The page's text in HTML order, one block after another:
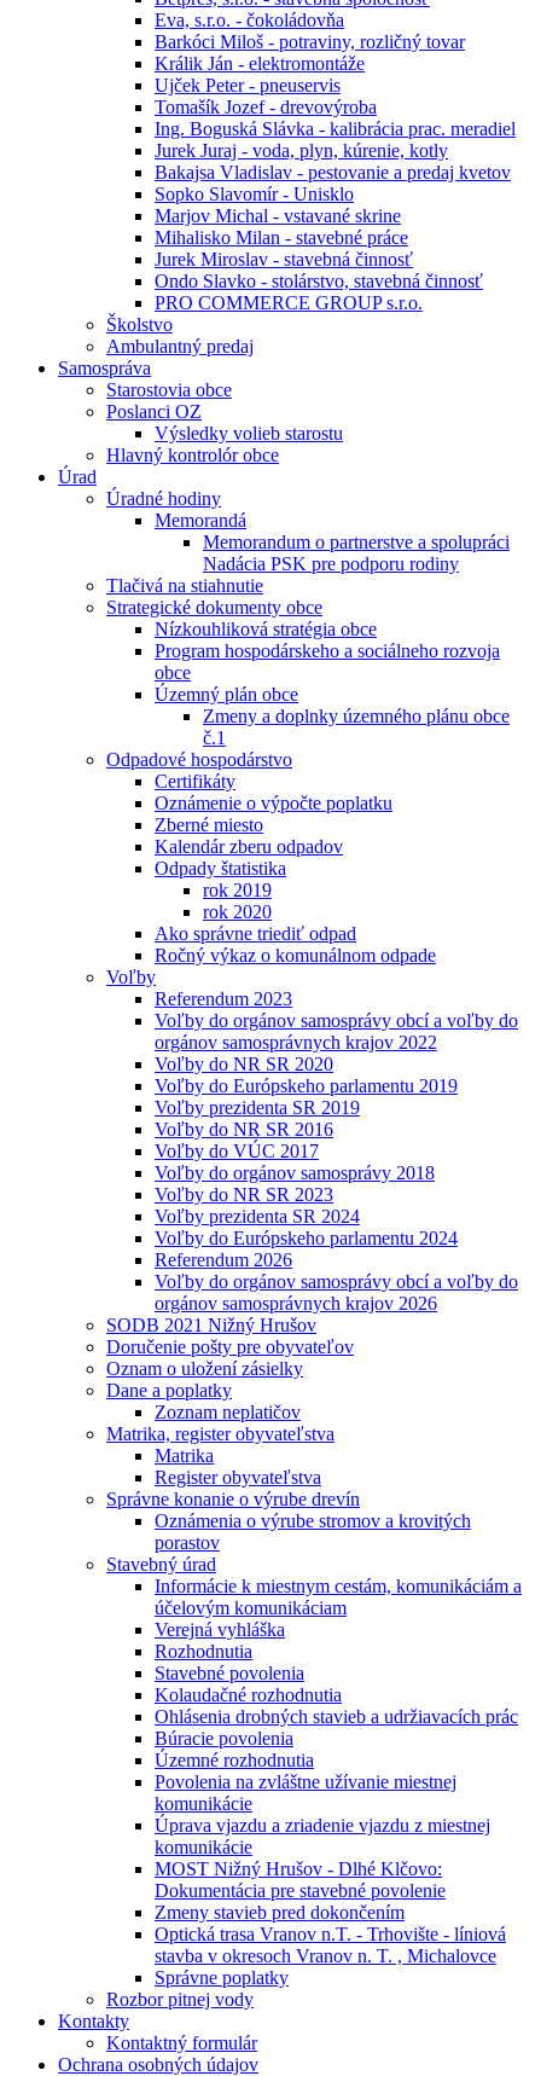
Eva, s.r.o. - čokoládovňa
Barkóci Miloš - potraviny, rozličný tovar
Králik Ján - elektromontáže
Ujček Peter - pneuservis
Tomašík Jozef - drevovýroba
Ing. Boguská Slávka - kalibrácia prac. meradiel
Jurek Juraj - voda, plyn, kúrenie, kotly
Bakajsa Vladislav - pestovanie a predaj kvetov
Sopko Slavomír - Unisklo
Marjov Michal - vstavané skrine
Mihalisko Milan - stavebné práce
Jurek Miroslav - stavebná činnosť
Ondo Slavko - stolárstvo, stavebná činnosť
PRO COMMERCE GROUP s.r.o.
Školstvo
Ambulantný predaj
Samospráva
Starostovia obce
Poslanci OZ
Výsledky volieb starostu
Hlavný kontrolór obce
Úrad
Úradné hodiny
Memorandá
Memorandum o partnerstve a spolupráci
Nadácia PSK pre podporu rodiny
Tlačivá na stiahnutie
Strategické dokumenty obce
Nízkouhliková stratégia obce
Program hospodárskeho a sociálneho rozvoja
obce
Územný plán obce
Zmeny a doplnky územného plánu obce
č.1
Odpadové hospodárstvo
Certifikáty
Oznámenie o výpočte poplatku
Zberné miesto
Kalendár zberu odpadov
Odpady štatistika
rok 2019
rok 2020
Ako správne triediť odpad
Ročný výkaz o komunálnom odpade
Voľby
Referendum 2023
Voľby do orgánov samosprávy obcí a voľby do
orgánov samosprávnych krajov 2022
Voľby do NR SR 2020
Voľby do Európskeho parlamentu 2019
Voľby prezidenta SR 2019
Voľby do NR SR 2016
Voľby do VÚC 2017
Voľby do orgánov samosprávy 2018
Voľby do NR SR 2023
Voľby prezidenta SR 2024
Voľby do Európskeho parlamentu 2024
Referendum 2026
Voľby do orgánov samosprávy obcí a voľby do
orgánov samosprávnych krajov 2026
SODB 2021 Nižný Hrušov
Doručenie pošty pre obyvateľov
Oznam o uložení zásielky
Dane a poplatky
Zoznam neplatičov
Matrika, register obyvateľstva
Matrika
Register obyvateľstva
Správne konanie o výrube drevín
Oznámenia o výrube stromov a krovitých
porastov
Stavebný úrad
Informácie k miestnym cestám, komunikáciám a
účelovým komunikáciam
Verejná vyhláška
Rozhodnutia
Stavebné povolenia
Kolaudačné rozhodnutia
Ohlásenia drobných stavieb a udržiavacích prác
Búracie povolenia
Územné rozhodnutia
Povolenia na zvláštne užívanie miestnej
komunikácie
Úprava vjazdu a zriadenie vjazdu z miestnej
komunikácie
MOST Nižný Hrušov - Dlhé Klčovo:
Dokumentácia pre stavebné povolenie
Zmeny stavieb pred dokončením
Optická trasa Vranov n.T. - Trhovište - líniová
stavba v okresoch Vranov n. T. , Michalovce
Správne poplatky
Rozbor pitnej vody
Kontakty
Kontaktný formulár
Ochrana osobných údajov